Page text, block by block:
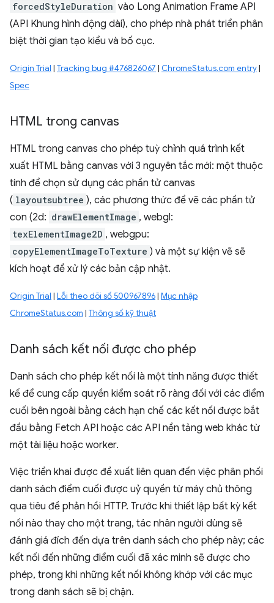
forcedStyleDuration vào Long Animation Frame API
(API Khung hình động dài), cho phép nhà phát triển phân
biệt thời gian tạo kiểu và bố cục.
Origin Trial | Tracking bug #476826067 | ChromeStatus.com entry|
Spec
HTML trong canvas
HTML trong canvas cho phép tuỳ chỉnh quá trình kết
xuất HTML bằng canvas với 3 nguyên tắc mới: một thuộc
tính để chọn sử dụng các phần tử canvas
( layoutsubtree ), các phương thức để vẽ các phần tử
con (2d: drawElementImage , webgl:
texElementImage2D , webgpu:
copyElementImageToTexture ) và một sự kiện vẽ sẽ
kích hoạt để xử lý các bản cập nhật.
Origin Trial | Lỗi theo dõi số 500967896| Mục nhập
ChromeStatus.com | Thông số kỹ thuật
Danh sách kết nối được cho phép
Danh sách cho phép kết nối là một tính năng được thiết
kế để cung cấp quyền kiểm soát rõ ràng đối với các điểm
cuối bên ngoài bằng cách hạn chế các kết nối được bắt
đầu bằng Fetch API hoặc các API nền tảng web khác từ
một tài liệu hoặc worker.
Việc triển khai được đề xuất liên quan đến việc phân phối
danh sách điểm cuối được uỷ quyền từ máy chủ thông
qua tiêu đề phản hồi HTTP. Trước khi thiết lập bất kỳ kết
nối nào thay cho một trang, tác nhân người dùng sẽ
đánh giá đích đến dựa trên danh sách cho phép này; các
kết nối đến những điểm cuối đã xác minh sẽ được cho
phép, trong khi những kết nối không khớp với các mục
trong danh sách sẽ bị chặn.